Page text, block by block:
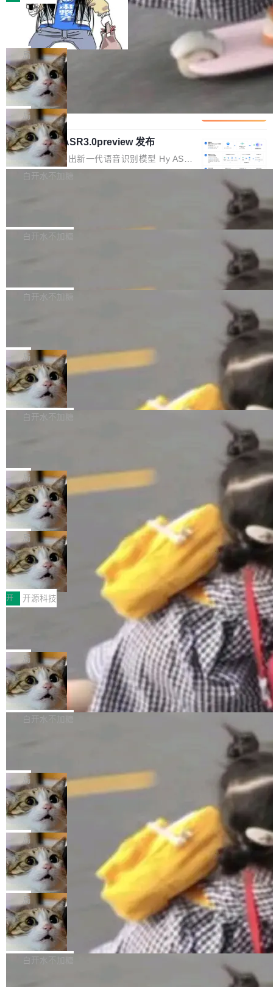
装完即用。 开源地址：Gitee · GitCode · GitHu
b 安装 支持 Java 8+（8~26）、macOS / Linu
x / Windows / Harmony PC。 # macOS / Linu
x / Harmony PC curl -fsSL https://solon.noea
r.org/solon...
体。企业级代码仓库通常包含数十万乃至数百万
个文件，其规模远超单次模型调用可承载的上下
文窗口。随着项目规模的持续扩张与代码历史的
不断累积，代码仓中的模块关系、接口契约、业
务逻辑等关键信息往往分散于数十乃至数百个文
件之中，形成高度复杂的知识关联网络。传统的
代码检索手段（如关键词匹配、目录遍历）仅能
在语法层面完成文本定位，难以触及代码的语义
内涵与结构关联，导致开发者使用代码智能体在
理解大规模代码仓时面临显著"代码仓理解"瓶
颈。 代码仓深度理解服务（以下简称" CodeBas
e深度理解服务"）是华为云码道（CodeA...
一条“删库”命令跑 17 小时，算法工程
师删光 89TB 数据只为干私活
最高人民检察院8月4日公布了一起案件：北京一
名90后算法工程师王某，为了给自己接的私活腾
服务器空间，删光了公司AI游戏部门的全部核心
数据。 王某2024年1月入职东城区某科技公司AI
短剧部门，有互联网大厂背景。在公司内部架构
调整期间，部门三次通知全员将数据从A集群迁
移到B集群，王某都回复了"收到"。 他没有迁移
数据。2024年9月3日下午4点，他使用此前登录
的账号密码进入A集群，输入了一条被程序员圈
称为"删库跑路"的命令——最高管理员权限、无
自研的多个文生3D和...
局
Cloudflare 分享推理优化实践：KV ca
che 量化 + 权重压缩，吞吐量提升 4
1%，成本降 30%
Kimi 和 GLM 是当前最强的大模型系列之一，但
它们有一个共同的问题：太吃显存了。月之暗面
的 Kimi K 系列和智谱的 GLM 都是长上下文、M
oE 架构的大模型，好用到让人上瘾，但 GPU 显
存永远不够用。 Cloudflare 的 Workers AI 团队
一直在跑这些模型的推理。他们在官方博客上发
整性保护。效果是：吞吐量提升 41%，每 token
局
腾讯混元 Hy ASR3.0preview 发布
腾讯混元正式推出新一代语音识别模型 Hy ASR
3.0preview。基于最新一代大语言模型 Hy3 的
让语音识别不再只是听清，而是真正听懂。通过
w 不要求标准普通话，方言识别覆盖粤语、吴语
白开水不加糖
新和少量网页兼容性修复版本。 Changes/fixe
容提供的字体时出现的几个问题 为避免音频加
质的最低采样率）的音频格式将被拒绝 修复了 C
SS 圆角虚线样式中可能存在的问题 如果表单中
的图像元素不在同一个子树中，则它们将不再关
联 加...
白开水不加糖
发布的 Release Notes，他利用 AI 工具（如 Co
最强的若干项。对于尚未正式发版的 PG 19，则
通过拉取过去一年内（从 PG 18 Beta1 时间点
至今）的所有 commit，同样交由 AI 分析提炼。
经过人工复核，准确度令人满意。这一方法也为
社区爱好者提供了高效跟踪新版本的思路。
白开水不加糖
维护工作一直与我的日常工作、家务、社交生活
和休闲娱乐竞争时间。" 这是 libexpat 维护者 S
ebastian Pipping 写在博客里的话。8 月 4 日，
他宣布了一个新消息：从 2026 年 8 月 1 日起，
他可以全职维护 libexpat 了，最长 6 个月。发
库之一。你的操作系统、浏览器、无数的基础设
施软件，很可能都在用它。而过去十年，维护它
的人一直在用业余...
局
Firefox 153.0.3 发布
Firefox 153.0.3 现已发布，具体更新内容如
下： New Smart Window 包含多项增强功能：
gi?id=2019042">Bug&nbsp;2019042</a>）</l
i> <li>现在，助手可以直接使用 Exa 的网络搜索
结果回答问题，而无需将问题转交给搜索引擎。
（<a href="https://bugzilla.mozilla.org/show_
bug.cgi?id=204...
白开水不加糖
的 npm 包。项目的核心论点是：容器不适合 Ag
ent 计算。真正适合的，是 Isolate。 Cloudflare
工程师在这件事上没什么可谦虚的——他们用 W
orkers 跑了十年 Isolate。用 CEO Matthew Pri
nce 的话说：「我们一生都在用 Isolate 运行代
码，而 AI Agent 不需要容器，它们需要的是 Iso
late。」 容器为什么不合适 容器的问题在于启动
和销毁都太重了。一个 Agent 要执行的任务可能
只需要几毫秒的 CPU 时间，但容器从冷启动到
就绪要花数秒。如果未来有十...
局
OpenAI 公开邮件和聊天记录回应苹果
诉讼，称“Apple is getting this wron
g”
上个月，苹果一纸诉状把 OpenAI 告上法庭，指
控其挖角苹果前员工并窃取商业秘密。苹果的诉
状把 OpenAI 描述成一个系统性地从前东家挖
人、套取机密信息的对手。 OpenAI 没发律师
函，也没选择庭外沉默。它在官网贴了一篇博
文，标题只有六个字：Apple is getting this wro
ng。 然后，它把邮件往来和 iMessage 聊天记
录全贴了出来。 他发错人了 苹果外部律师 Gabr
iel Gross 来自 Weil 律所，2 月 23 日下午 5:53
给 OpenAI 总法律顾问 Che Chang 发了封邮
件，附了一封长信，要求 OpenAI 配合调查前苹
果员工带走机密信...
局
HUAWEI MatePad Edge上架WorkBu
ddy鸿蒙PC版，说话就能干活的AI办公
搭子
全能AI工作台WorkBuddy鸿蒙PC版上架HUAWE
I MatePad Edge应用市场，直接下载即可使
用，与鸿蒙电脑上的体验一致。值得一提的是，
这是目前市面上唯一支持平板接入WorkBuddy P
C版的产品，搭载“人机双写”重磅功能——你写
你的，AI写AI的，同屏协作互不干扰。一句话让
AI帮你干活，现在开启全新体验！ 温馨提示：
体验WorkBuddy鸿蒙PC版前，请将 HUAWEI M
atePad Edge 升级至 HarmonyOS 6.1.0.135S
P9 patch03及以上版本。 *升级路径：设置 > 搜
开 开源科技
FFmpeg 9.0 发布：代号“Lei”，以此纪
全球知名开源多媒体框架 FFmpeg 今天正式发
布了 9.0 版本。这个版本除了带来新一代音视频
处理能力和硬件加速支持之外，还有一个特殊之
处：FFmpeg 9.0 的代号是“Lei”。 这个名字，
来自中国开发者雷霄骅（Lei Xiaohua）。 对于
很多中国音视频开发者而言，这个名字并不陌
“启蒙老师”。 而今年，恰好是雷霄骅离世十周
年。FFmpeg 社区最终选择用一个大版本的名
字，留下了这份纪念。 雷霄骅曾是中国传媒大学
数字电视技术方向的博士生，长期从事视频、音
频技...
局
亚马逊成本失控：AI 写代码烧掉 1215
万元，超预算 860%
外媒近日曝光了亚马逊的多份内部报告显示，AI
导致公司在多个项目上超支。《金融时报》报道
编写程序，目标是完成电商平台作者信息与商品
列表的数据匹配 —— 一项常规的数据处理任
务，最终却产生了 180 万美元的账单，实际支出
超出原定预算 860%。 更令人意外的是，该项目
最终并未成功落地，而高额算力消耗持续运行长
达 5 个月，公司直到财务对账时才察觉异常。这
意味着一个无人看管的 AI 程序，在近半年时间
里日夜不停地"烧钱"。 复盘显示，...
白开水不加糖
e CEO Clément Delangue 在 CNBC 的采访里
没有拐弯抹角。他说中国正在赢得 AI 竞赛，而
且按目前的速度，中国 AI 工具预计在今年底或
2027 年就能追上美国前沿实验室的水平。 Dela
ngue 把原因归结为一件事：开放协作。中国的
AI 开发者在一个共享和协作的生态里加速迭代，
而美国模型厂商在"闭门造车"。他的原话是 "buil
ding in silos"——各自为战，互不通气。 这个判
断从他嘴里说出来分量不同。Hugging Face 是
全球最大的开源 AI 平台，上面跑着上百万个模
型。谁在开源赛道上领先，...
局
当 AI agent 把源码变成了最好的扩展系
统，开发者工具必须开源
五年前，David Crawshaw 问过很多软件工程师
一个问题：你写过什么给自己用的程序？答案几
乎都是没有。工程师们整天用别人写的程序写程
序给别人用。偶尔有人自己写个博客系统、智能
家居控制、家庭实验室，都算稀奇事。 Crawsh
aw 是 Shelley 的作者，一个开源 AI coding age
nt。他最近在博客上写了一篇文章，核心论点很
简单：开发者工具必须开源。 理由不是传统的自
由软件情怀，而是一个跟 AI agent 直接相关的
技术判断。 两行 prompt 就能个性化任何软件 C
局
DeepSeek Harness 宣布内测邀请，全
网最大规模开源 Agent 路演现场诞生
一条内测招募帖，发出去的时候大概没人想到它
会变成一场开源 Agent 生态的路演。 8月1日，
DeepSeek Harness 团队负责人崔添翼（tiany
i）在 X 上发帖： 「如果你是 Agent Harness 相
关开源项目的开发者，希望参加 DeepSeek Har
ness 的内测，可以回复或私信联系我。请附上
局
商汤 SenseNova U1.5-Lite-Preview
开源
商汤科技宣布面向社区开源轻量级统一多模态模
型的预览版本 SenseNova U1.5-Lite-Preview。
白开水不加糖